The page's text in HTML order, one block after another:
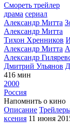
Смореть трейлер
драма сериал
Александр Митта
Александр Митта
Тихон Хренников
Александр Митта
Александр
Дмитрий Ульянов
416 мин
2000
Россия
Напомнить о кино
Описание
ксения 11 июня